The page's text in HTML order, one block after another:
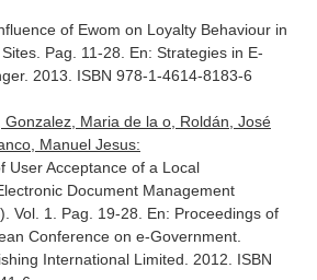
of Ewom on Loyalty Behaviour in
Pag. 11-28. En: Strategies in E-
2013. ISBN 978-1-4614-8183-6
Gonzalez, Maria de la o, Roldán, José
Manuel Jesus:
User Acceptance of a Local
Document Management
Vol. 1. Pag. 19-28. En: Proceedings of
Conference on e-Government.
International Limited. 2012. ISBN